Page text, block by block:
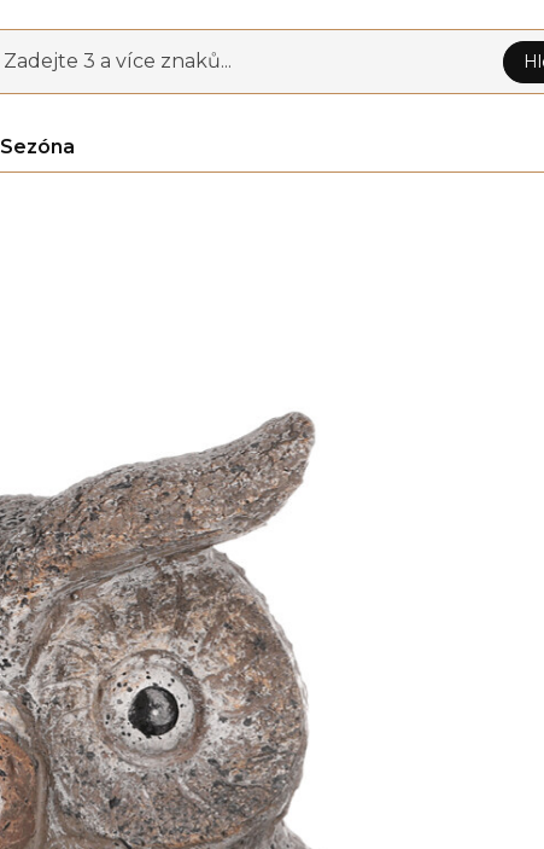
Zadejte 3 a více znaků...
Sezóna